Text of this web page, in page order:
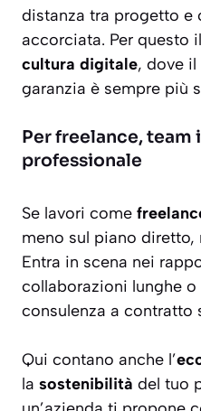
distanza tra progetto e
accorciata. Per questo
cultura digitale, dove
garanzia è sempre più
Per freelance,
professionale
Se lavori come
meno sul piano diretto,
Entra in scena nei
collaborazioni lunghe
consulenza a contratto
Qui contano anche l’
la sostenibilità del tuo